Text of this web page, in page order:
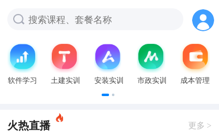
软件学习 土建实训 安装实训 市政实训 成本管理
火热直播 更多 >